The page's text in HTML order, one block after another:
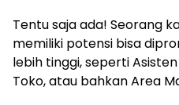
Tentu saja ada! Seorang
memiliki potensi bisa
lebih tinggi, seperti
Toko, atau bahkan Area